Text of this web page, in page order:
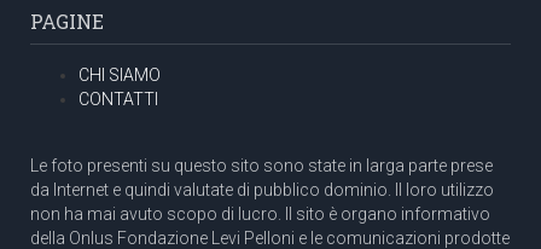
PAGINE
CHI SIAMO
CONTATTI
Le foto presenti su questo sito sono state in larga parte prese
da Internet e quindi valutate di pubblico dominio. Il loro utilizzo
non ha mai avuto scopo di lucro. Il sito è organo informativo
della Onlus Fondazione Levi Pelloni e le comunicazioni prodotte